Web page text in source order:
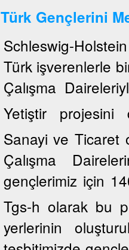
Türk Gençlerini
Schleswig-
Türk işverenlerle
Çalışma
Yetiştir
Sanayi ve Ticaret
Çalışma
gençlerimiz için
Tgs-h olarak bu
yerlerinin